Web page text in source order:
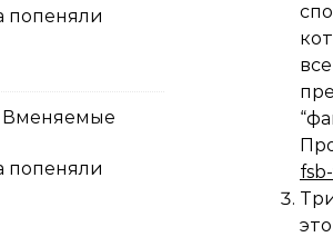
попеняли
Вменяемые
попеняли